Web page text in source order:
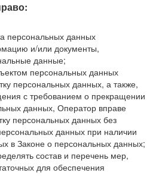
персональных данных
и/или документы,
данные;
персональных данных
персональных данных, а также,
с требованием о прекращении
данных, Оператор вправе
персональных данных без
данных при наличии
в Законе о персональных данных;
состав и перечень мер,
для обеспечения